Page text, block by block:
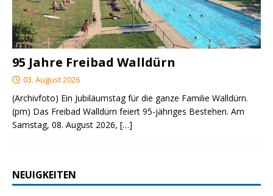
95 Jahre Freibad Walldürn
03. August 2026
(Archivfoto) Ein Jubiläumstag für die ganze Familie Walldürn.
(pm) Das Freibad Walldürn feiert 95-jähriges Bestehen. Am
Samstag, 08. August 2026, […]
NEUIGKEITEN